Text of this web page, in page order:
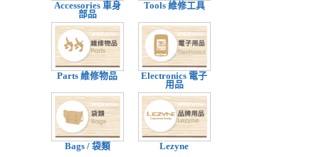
Accessories 車身
部品
Tools 維修工具
Parts 維修物品
Electronics 電子
用品
Bags / 袋類 Lezyne